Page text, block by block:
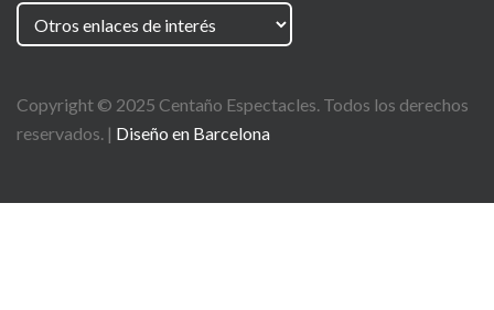
Copyright © 2025 Centaño Espectacles. Todos los derechos
reservados. | Diseño en Barcelona